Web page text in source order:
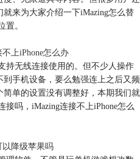
来为大家介绍一下iMazing怎么替
置。
上iPhone怎么办
持无线连接使用的。但不少人操作
手机设备，要么勉强连上之后又频
单的设置没有调整好，本期我们就
吗，iMazing连接不上iPhone怎么
以降级苹果吗